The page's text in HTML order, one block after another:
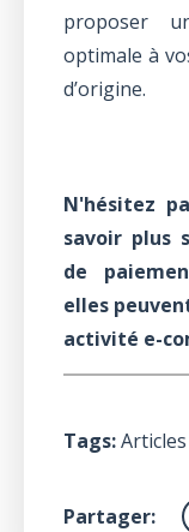
proposer
optimale à
d’origine.
N'hésitez
savoir plus
de
elles
activité e-
Tags:Articles
Partager: